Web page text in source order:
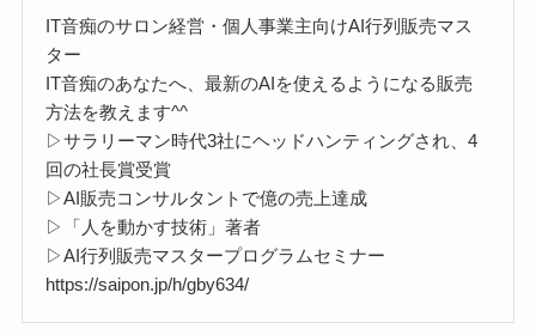
IT音痴のサロン経営・個人事業主向けAI行列販売マス
ター
IT音痴のあなたへ、最新のAIを使えるようになる販売
方法を教えます^^
▷サラリーマン時代3社にヘッドハンティングされ、4
回の社長賞受賞
▷AI販売コンサルタントで億の売上達成
▷「人を動かす技術」著者
▷AI行列販売マスタープログラムセミナー
https://saipon.jp/h/gby634/